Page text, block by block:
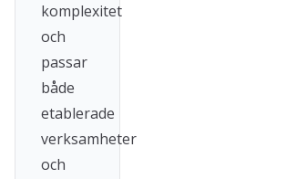
komplexitet
och
passar
både
etablerade
verksamheter
och